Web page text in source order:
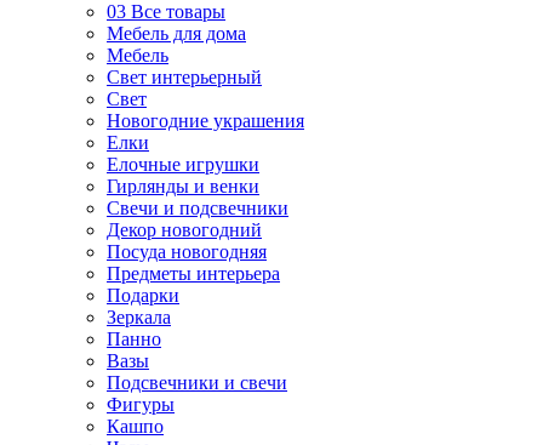
03 Все товары
Мебель для дома
Мебель
Свет интерьерный
Свет
Новогодние украшения
Елки
Елочные игрушки
Гирлянды и венки
Свечи и подсвечники
Декор новогодний
Посуда новогодняя
Предметы интерьера
Подарки
Зеркала
Панно
Вазы
Подсвечники и свечи
Фигуры
Кашпо